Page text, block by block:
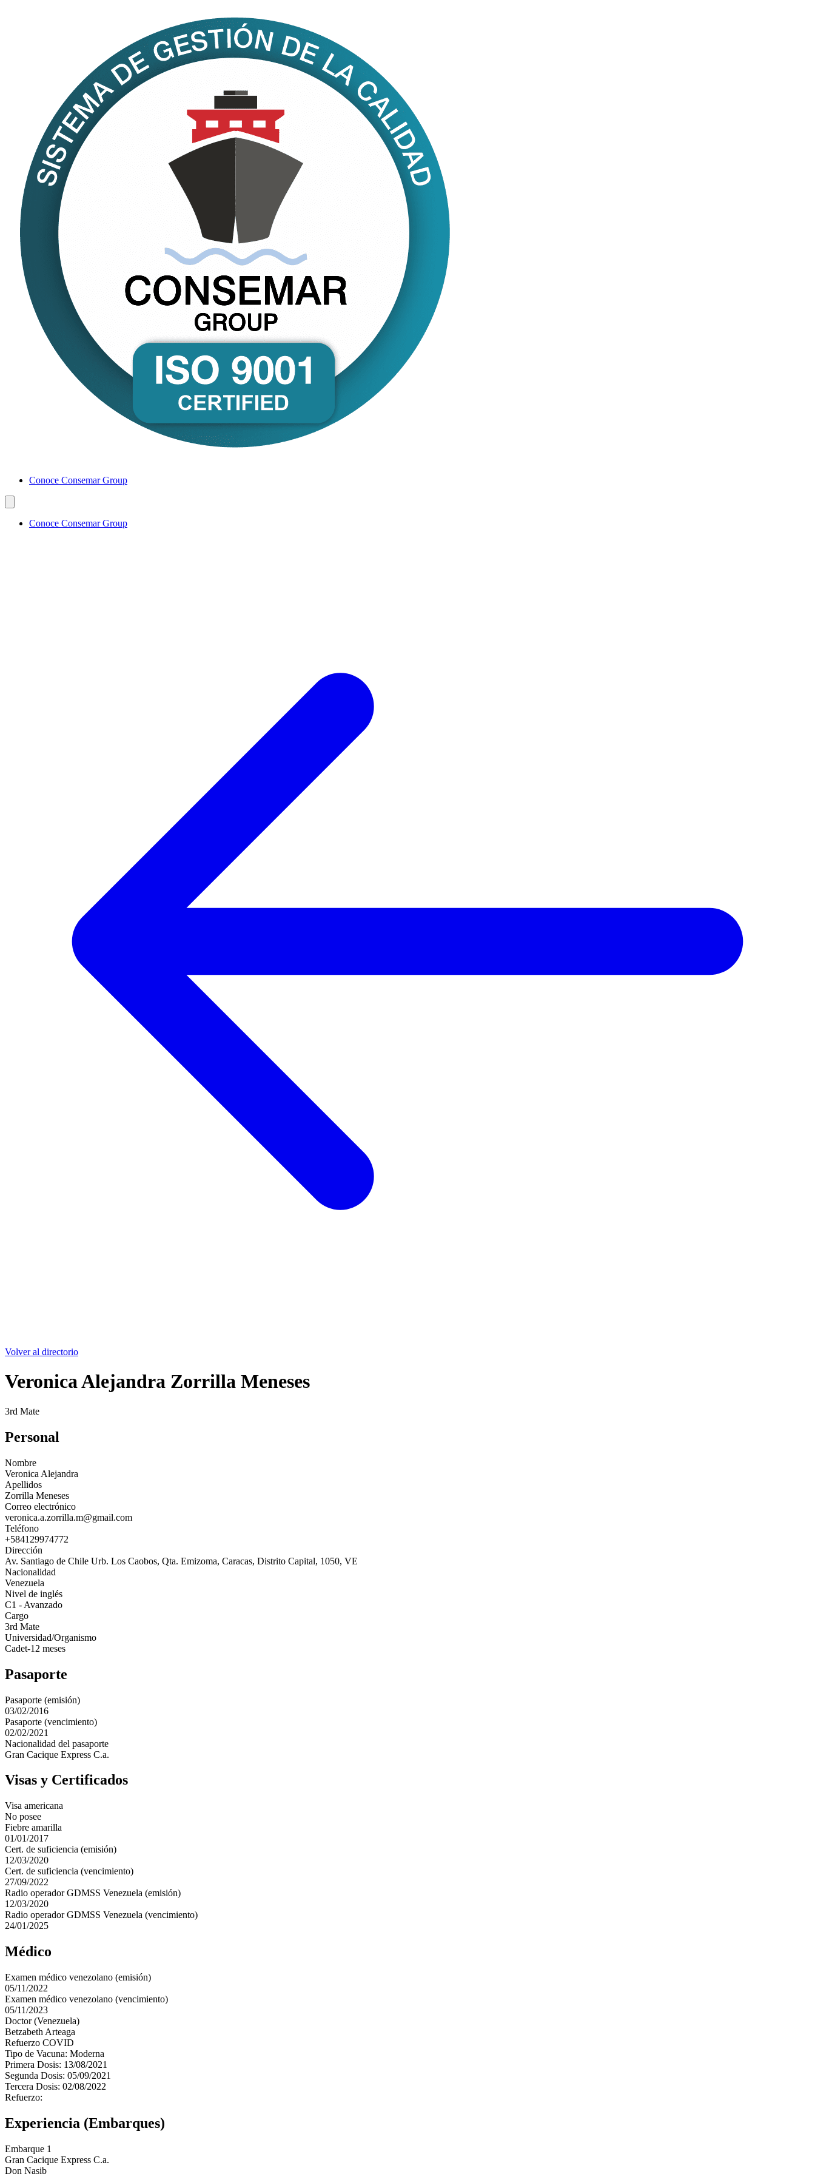
Conoce Consemar Group
Conoce Consemar Group
Volver al directorio
Veronica Alejandra Zorrilla Meneses
3rd Mate
Personal
Nombre
Veronica Alejandra
Apellidos
Zorrilla Meneses
Correo electrónico
veronica.a.zorrilla.m@gmail.com
Teléfono
+584129974772
Dirección
Av. Santiago de Chile Urb. Los Caobos, Qta. Emizoma, Caracas, Distrito Capital, 1050, VE
Nacionalidad
Venezuela
Nivel de inglés
C1 - Avanzado
Cargo
3rd Mate
Universidad/Organismo
Cadet-12 meses
Pasaporte
Pasaporte (emisión)
03/02/2016
Pasaporte (vencimiento)
02/02/2021
Nacionalidad del pasaporte
Gran Cacique Express C.a.
Visas y Certificados
Visa americana
No posee
Fiebre amarilla
01/01/2017
Cert. de suficiencia (emisión)
12/03/2020
Cert. de suficiencia (vencimiento)
27/09/2022
Radio operador GDMSS Venezuela (emisión)
12/03/2020
Radio operador GDMSS Venezuela (vencimiento)
24/01/2025
Médico
Examen médico venezolano (emisión)
05/11/2022
Examen médico venezolano (vencimiento)
05/11/2023
Doctor (Venezuela)
Betzabeth Arteaga
Refuerzo COVID
Tipo de Vacuna: Moderna
Primera Dosis: 13/08/2021
Segunda Dosis: 05/09/2021
Tercera Dosis: 02/08/2022
Refuerzo:
Experiencia (Embarques)
Embarque 1
Gran Cacique Express C.a.
Don Nasib